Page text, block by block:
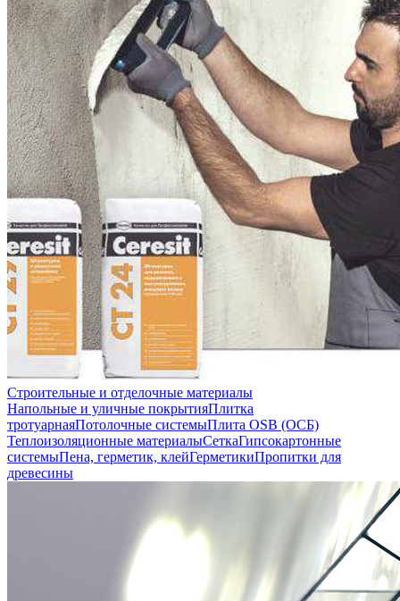
Строительные и отделочные материалы
Напольные и уличные покрытияПлитка
тротуарнаяПотолочные системыПлита OSB (ОСБ)
Теплоизоляционные материалыСеткаГипсокартонные
системыПена, герметик, клейГерметикиПропитки для
древесины